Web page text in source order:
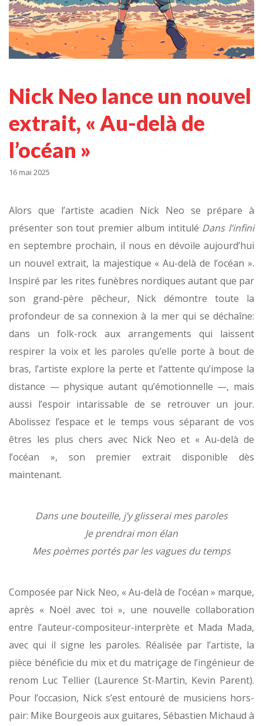
Nick Neo lance un nouvel
extrait, « Au-delà de
l’océan »
16 mai 2025
Alors que l’artiste acadien Nick Neo se prépare à
présenter son tout premier album intitulé Dans l’infini
en septembre prochain, il nous en dévoile aujourd’hui
un nouvel extrait, la majestique « Au-delà de l’océan ».
Inspiré par les rites funèbres nordiques autant que par
son grand-père pêcheur, Nick démontre toute la
profondeur de sa connexion à la mer qui se déchaîne:
dans un folk-rock aux arrangements qui laissent
respirer la voix et les paroles qu’elle porte à bout de
bras, l’artiste explore la perte et l’attente qu’impose la
distance — physique autant qu’émotionnelle —, mais
aussi l’espoir intarissable de se retrouver un jour.
Abolissez l’espace et le temps vous séparant de vos
êtres les plus chers avec Nick Neo et « Au-delà de
l’océan », son premier extrait disponible dès
maintenant.
Dans une bouteille, j’y glisserai mes paroles
Je prendrai mon élan
Mes poèmes portés par les vagues du temps
Composée par Nick Neo, « Au-delà de l’océan » marque,
après « Noël avec toi », une nouvelle collaboration
entre l’auteur-compositeur-interprète et Mada Mada,
avec qui il signe les paroles. Réalisée par l’artiste, la
pièce bénéficie du mix et du matriçage de l’ingénieur de
renom Luc Tellier (Laurence St-Martin, Kevin Parent).
Pour l’occasion, Nick s’est entouré de musiciens hors-
pair: Mike Bourgeois aux guitares, Sébastien Michaud à